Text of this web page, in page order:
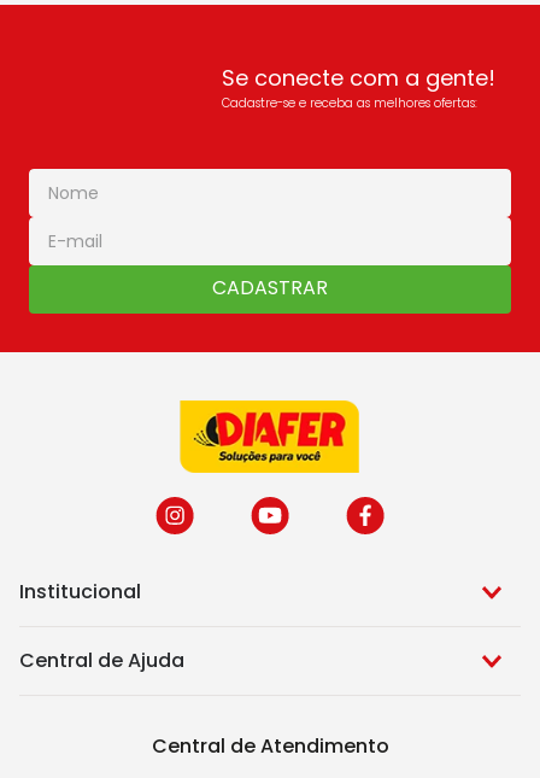
Se conecte com a gente!
Cadastre-se e receba as melhores ofertas:
CADASTRAR
Institucional
Central de Ajuda
Central de Atendimento